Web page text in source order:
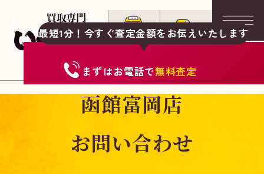
最短1分！今すぐ査定金額をお伝えいたします
まずはお電話で無料査定
函館富岡店
お問い合わせ